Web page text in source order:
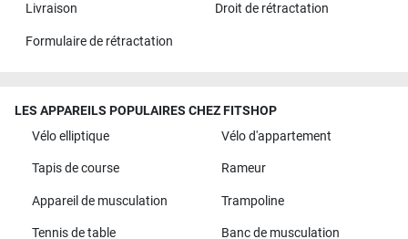
Livraison Droit de rétractation
Formulaire de rétractation
LES APPAREILS POPULAIRES CHEZ FITSHOP
Vélo elliptique
Vélo d'appartement
Tapis de course Rameur
Appareil de musculation Trampoline
Tennis de table Banc de musculation